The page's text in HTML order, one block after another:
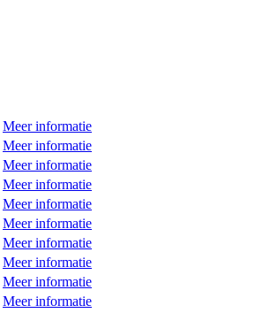
Meer informatie
Meer informatie
Meer informatie
Meer informatie
Meer informatie
Meer informatie
Meer informatie
Meer informatie
Meer informatie
Meer informatie